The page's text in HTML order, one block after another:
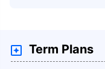
Term Plans